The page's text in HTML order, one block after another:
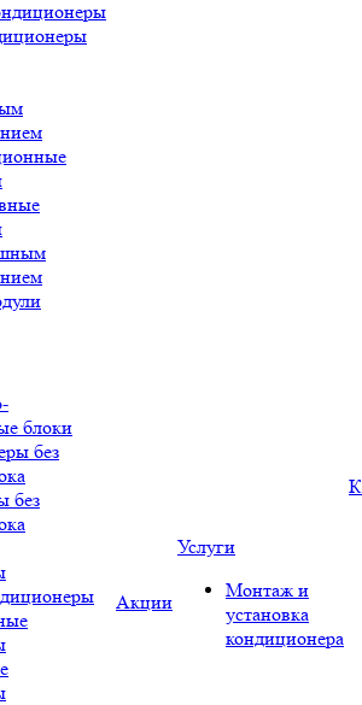
блоки
без
Акции
Услуги
Монтаж и
установка
кондиционера